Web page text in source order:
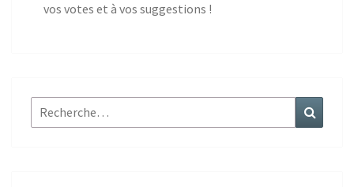
vos votes et à vos suggestions !
Rechercher :